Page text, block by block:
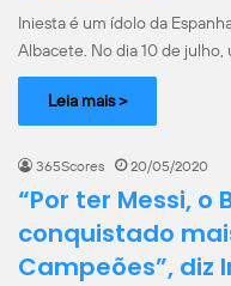
Iniesta é um ídolo da
Albacete. No dia 10 de
Leia mais >
365Scores 20/05/2020
“Por ter Messi,
conquistado
Campeões”, diz